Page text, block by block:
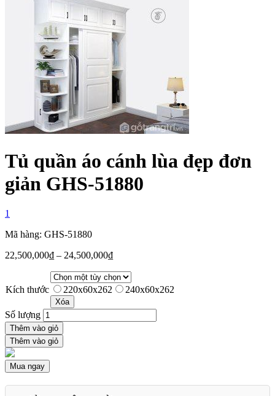
Tủ quần áo cánh lùa đẹp đơn
giản GHS-51880
1
Mã hàng: GHS-51880
22,500,000₫ – 24,500,000₫
Kích thước 220x60x262 240x60x262
Xóa
Số lượng
Thêm vào giỏ
Thêm vào giỏ
Mua ngay